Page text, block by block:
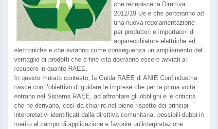
che recepisce la Direttiva
2012/19 Ue e che porteranno ad
una nuova regolamentazione
per produttori e importatori di
apparecchiature elettriche ed
elettroniche e che avranno come conseguenza un ampliamento del
ventaglio di prodotti che a fine vita dovranno essere avviati al
recupero in quanto RAEE.
In questo mutato contesto, la Guida RAEE di ANIE Confindustria
nasce con l’obiettivo di guidare le imprese che per la prima volta
entrano nel Sistema RAEE, ad affrontare gli obblighi e le criticità
che ne derivano, così da chiarire,nel pieno rispetto dei principi
interpretativi identificati dalla direttiva comunitaria, possibili dubbi in
merito al campo di applicazione e favorire un’interpretazione